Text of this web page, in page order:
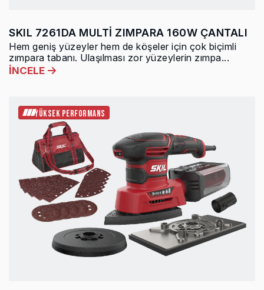
SKIL 7261DA MULTİ ZIMPARA 160W ÇANTALI
Hem geniş yüzeyler hem de köşeler için çok biçimli
zımpara tabanı. Ulaşılması zor yüzeylerin zımpa...
İNCELE
YÜKSEK PERFORMANS